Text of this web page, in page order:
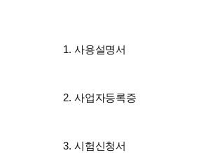
1. 사용설명서
2. 사업자등록증
3. 시험신청서